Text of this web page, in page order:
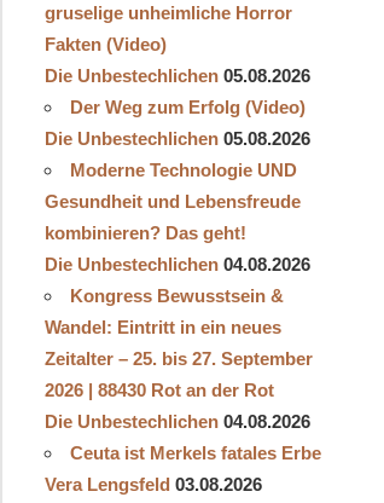
gruselige unheimliche Horror
Fakten (Video)
Die Unbestechlichen 05.08.2026
Der Weg zum Erfolg (Video)
Die Unbestechlichen 05.08.2026
Moderne Technologie UND
Gesundheit und Lebensfreude
kombinieren? Das geht!
Die Unbestechlichen 04.08.2026
Kongress Bewusstsein &
Wandel: Eintritt in ein neues
Zeitalter – 25. bis 27. September
2026 | 88430 Rot an der Rot
Die Unbestechlichen 04.08.2026
Ceuta ist Merkels fatales Erbe
Vera Lengsfeld 03.08.2026